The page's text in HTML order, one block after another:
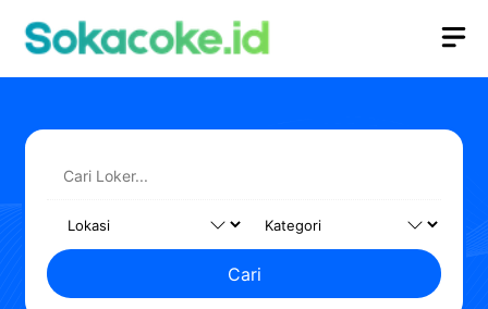
Cari